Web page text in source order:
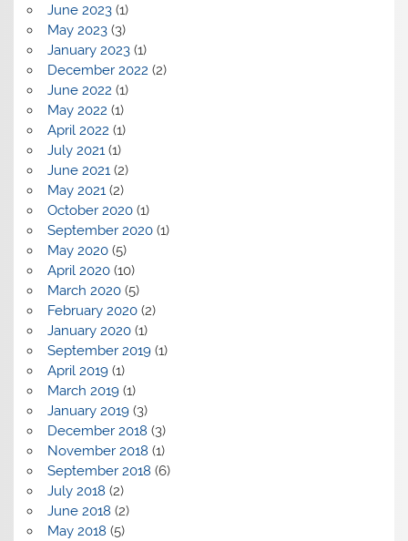
June 2023(1)
May 2023(3)
January 2023(1)
December 2022 (2)
June 2022 (1)
May 2022 (1)
April 2022 (1)
July 2021(1)
June 2021(2)
May 2021(2)
October 2020(1)
September 2020(1)
May 2020(5)
April 2020(10)
March 2020(5)
February 2020(2)
January 2020(1)
September 2019(1)
April 2019(1)
March 2019(1)
January 2019(3)
December 2018 (3)
November 2018 (1)
September 2018 (6)
July 2018 (2)
June 2018 (2)
May 2018 (5)